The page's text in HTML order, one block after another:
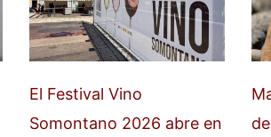
El Festival Vino
Somontano 2026 abre en